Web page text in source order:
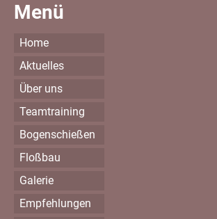
Menü
Home
Aktuelles
Über uns
Teamtraining
Bogenschießen
Floßbau
Galerie
Empfehlungen